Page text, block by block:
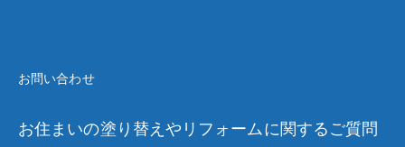
お問い合わせ
お住まいの塗り替えやリフォームに関するご質問